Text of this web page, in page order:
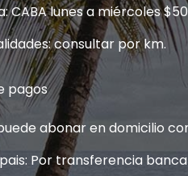
CABA lunes a miércoles
consultar por km.
pagos
abonar en domicilio
Por transferencia